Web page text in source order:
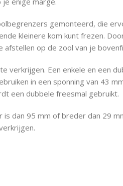
gemonteerd, die
kleinere kom kunt frezen.
afstellen op de zool van je
verkrijgen. Een enkele en een
in een sponning van 43
een dubbele freesmal gebruikt.
is dan 95 mm of breder dan 29